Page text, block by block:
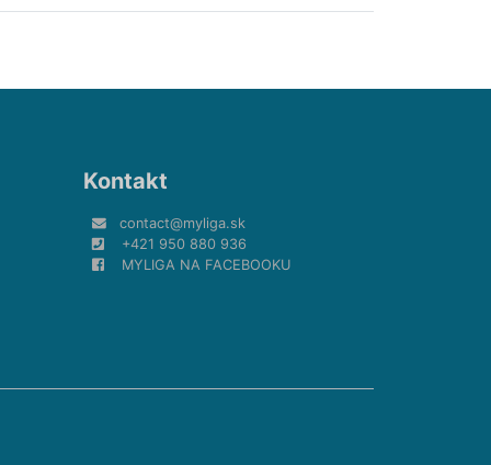
Kontakt
contact@myliga.sk
+421 950 880 936
MYLIGA NA FACEBOOKU